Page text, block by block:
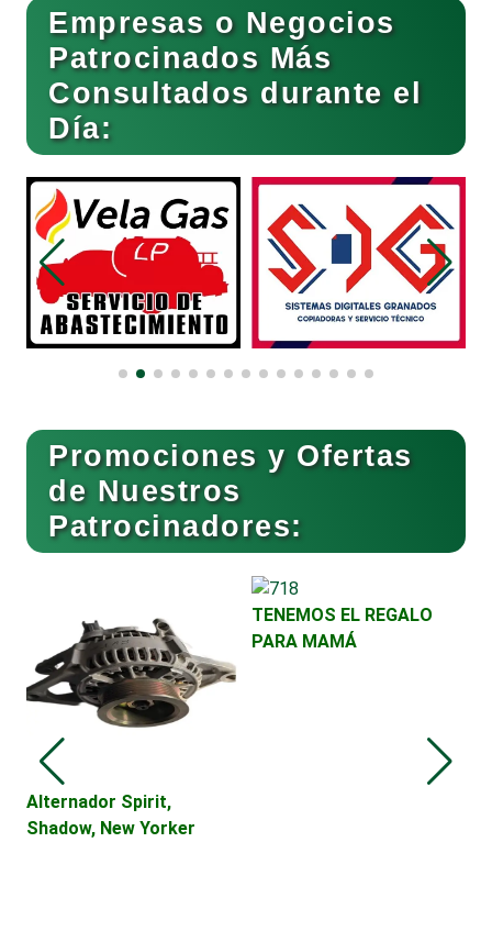
Cerrajerías
Cibercafés
Clínicas de Belleza
Clínicas de Rehabilitación
Clínicas y Hospitales
Clubes Deportivos
Cocinas Integrales
Combustibles y Lubricantes
Compresores de aire
Empresas o Negocios
Patrocinados Más
Consultados durante el
Día:
Promociones y Ofertas
de Nuestros
Patrocinadores:
Alternador Spirit,
Shadow, New Yorker
TENEMOS EL REGALO
PARA MAMÁ